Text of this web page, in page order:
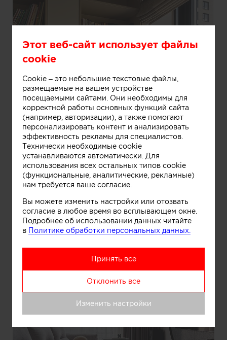
Информация
Этот веб-сайт использует файлы
cookie
Cookie – это небольшие текстовые файлы,
размещаемые на вашем устройстве
посещаемыми сайтами. Они необходимы для
корректной работы основных функций сайта
(например, авторизации), а также помогают
персонализировать контент и анализировать
эффективность рекламы для специалистов.
Технически необходимые cookie
устанавливаются автоматически. Для
использования всех остальных типов cookie
(функциональные, аналитические, рекламные)
нам требуется ваше согласие.
Вы можете изменить настройки или отозвать
согласие в любое время во всплывающем окне.
Подробнее об использовании данных читайте
в Политике обработки персональных данных.
Принять все
Отклонить все
Изменить настройки